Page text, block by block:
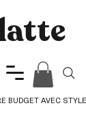
BUDGET AVEC STYLE